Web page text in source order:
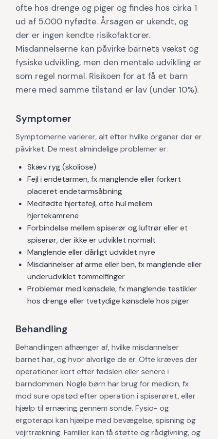
ofte hos drenge og piger og findes hos cirka 1
ud af 5.000 nyfødte. Årsagen er ukendt, og
der er ingen kendte risikofaktorer.
Misdannelserne kan påvirke barnets vækst og
fysiske udvikling, men den mentale udvikling er
som regel normal. Risikoen for at få et barn
mere med samme tilstand er lav (under 10%).
Symptomer
Symptomerne varierer, alt efter hvilke organer der er
påvirket. De mest almindelige problemer er:
Skæv ryg (skoliose)
Fejl i endetarmen, fx manglende eller forkert
placeret endetarmsåbning
Medfødte hjertefejl, ofte hul mellem
hjertekamrene
Forbindelse mellem spiserør og luftrør eller et
spiserør, der ikke er udviklet normalt
Manglende eller dårligt udviklet nyre
Misdannelser af arme eller ben, fx manglende eller
underudviklet tommelfinger
Problemer med kønsdele, fx manglende testikler
hos drenge eller tvetydige kønsdele hos piger
Behandling
Behandlingen afhænger af, hvilke misdannelser
barnet har, og hvor alvorlige de er. Ofte kræves der
operationer kort efter fødslen eller senere i
barndommen. Nogle børn har brug for medicin, fx
mod sure opstød efter operation i spiserøret, eller
hjælp til ernæring gennem sonde. Fysio- og
ergoterapi kan hjælpe med bevægelse, spisning og
vejrtrækning. Familier kan få støtte og rådgivning, og